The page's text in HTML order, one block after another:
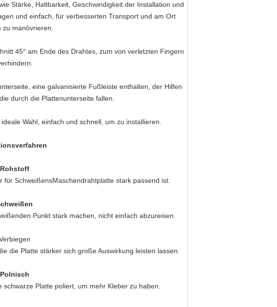
Stärke, Haltbarkeit, Geschwindigkeit der Installation und
und einfach, für verbesserten Transport und am Ort
zu manövrieren.
45° am Ende des Drahtes, zum von verletzten Fingern
eine galvanisierte Fußleiste enthalten, der Hilfen
durch die Plattenunterseite fallen.
Wahl, einfach und schnell, um zu installieren.
Rohstoff
SchweißensMaschendrahtplatte stark passend ist.
Punkt stark machen, nicht einfach abzureisen.
die Platte stärker sich große Auswirkung leisten lassen.
Polnisch
Platte poliert, um mehr Kleber zu haben.